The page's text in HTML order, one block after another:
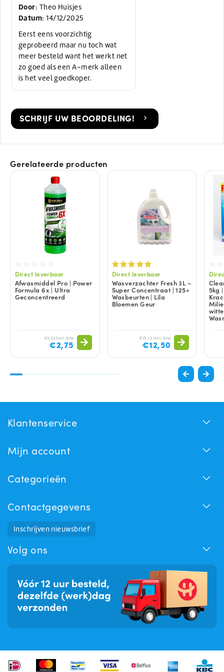
Door: Theo Huisjes
Datum: 14/12/2025
Eerst eens voorzichtig
geprobeerd maar nu toch wat
meer besteld want het werkt net
zo goed als een A-merk alleen
is het veel goedkoper.
SCHRIJF UW BEOORDELING!
Gerelateerde producten
Direct leverbaar
Afwasmiddel Pro | Power
Formula 6x | Ultra
Geconcentreerd
€3,33 Incl. btw
€2,75
Direct leverbaar
Wasverzachter Fresh 3L –
Super Concentraat | 125+
Wasbeurten | Lila
Bloemen Geur
€15,13 Incl. btw
€12,50
5kg
Klantenservice
Mijn account
Categorieën
Contactgegevens
Inschrijven nieuwsbrief
Volg ons